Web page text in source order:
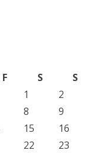
F S
S
1
2
8
9
15
16
22 23